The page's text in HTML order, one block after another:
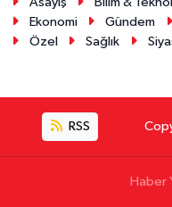
Ekonomi
Gündem
Özel
Sağlık
RSS
Haber